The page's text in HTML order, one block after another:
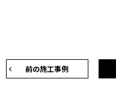
前の施工事例